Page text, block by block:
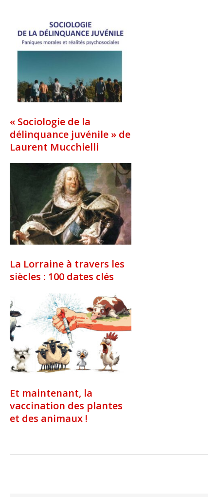
« Sociologie de la
délinquance juvénile » de
Laurent Mucchielli
La Lorraine à travers les
siècles : 100 dates clés
Et maintenant, la
vaccination des plantes
et des animaux !